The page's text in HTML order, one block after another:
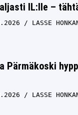
IL:lle –
LASSE
Pärmäkoski
LASSE